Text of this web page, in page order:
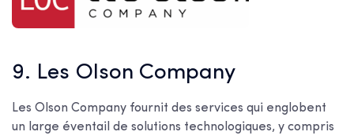
9. Les Olson Company
Les Olson Company fournit des services qui englobent
un large éventail de solutions technologiques, y compris